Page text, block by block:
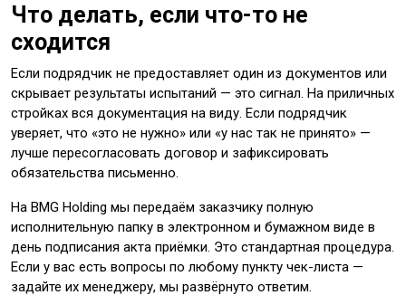
Что делать, если что-то не
сходится
Если подрядчик не предоставляет один из документов или
скрывает результаты испытаний — это сигнал. На приличных
стройках вся документация на виду. Если подрядчик
уверяет, что «это не нужно» или «у нас так не принято» —
лучше пересогласовать договор и зафиксировать
обязательства письменно.
На BMG Holding мы передаём заказчику полную
исполнительную папку в электронном и бумажном виде в
день подписания акта приёмки. Это стандартная процедура.
Если у вас есть вопросы по любому пункту чек-листа —
задайте их менеджеру, мы развёрнуто ответим.